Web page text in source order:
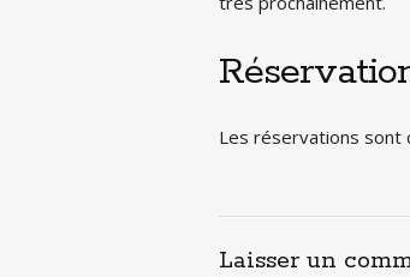
Les réservations sont
Laisser un